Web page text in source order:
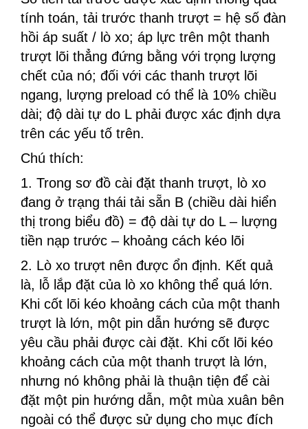
tính toán, tải trước thanh trượt = hệ số đàn
hồi áp suất / lò xo; áp lực trên một thanh
trượt lõi thẳng đứng bằng với trọng lượng
chết của nó; đối với các thanh trượt lõi
ngang, lượng preload có thể là 10% chiều
dài; độ dài tự do L phải được xác định dựa
trên các yếu tố trên.
Chú thích:
1. Trong sơ đồ cài đặt thanh trượt, lò xo
đang ở trạng thái tải sẵn B (chiều dài hiển
thị trong biểu đồ) = độ dài tự do L – lượng
tiền nạp trước – khoảng cách kéo lõi
2. Lò xo trượt nên được ổn định. Kết quả
là, lỗ lắp đặt của lò xo không thể quá lớn.
Khi cốt lõi kéo khoảng cách của một thanh
trượt là lớn, một pin dẫn hướng sẽ được
yêu cầu phải được cài đặt. Khi cốt lõi kéo
khoảng cách của một thanh trượt là lớn,
nhưng nó không phải là thuận tiện để cài
đặt một pin hướng dẫn, một mùa xuân bên
ngoài có thể được sử dụng cho mục đích